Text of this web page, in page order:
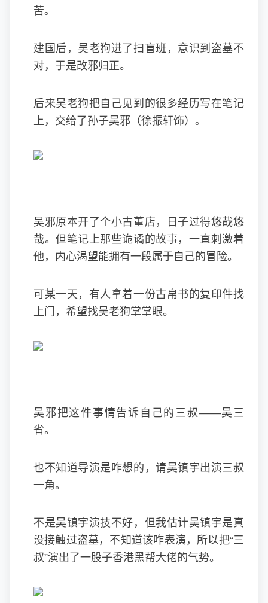
苦。
建国后，吴老狗进了扫盲班，意识到盗墓不
对，于是改邪归正。
后来吴老狗把自己见到的很多经历写在笔记
上，交给了孙子吴邪（徐振轩饰）。
吴邪原本开了个小古董店，日子过得悠哉悠
哉。但笔记上那些诡谲的故事，一直刺激着
他，内心渴望能拥有一段属于自己的冒险。
可某一天，有人拿着一份古帛书的复印件找
上门，希望找吴老狗掌掌眼。
吴邪把这件事情告诉自己的三叔——吴三
省。
也不知道导演是咋想的，请吴镇宇出演三叔
一角。
不是吴镇宇演技不好，但我估计吴镇宇是真
没接触过盗墓，不知道该咋表演，所以把“三
叔”演出了一股子香港黑帮大佬的气势。